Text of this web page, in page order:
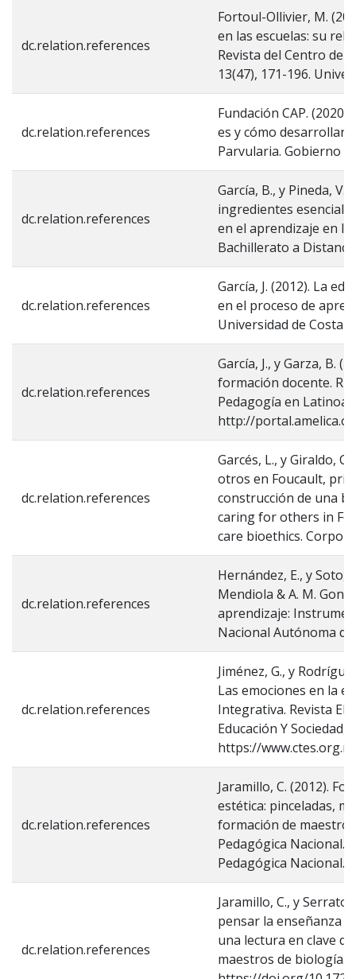
dc.relation.references
Fortoul-Ollivier, M.
en las escuelas: su
Revista del Centro de
13(47), 171-196.
dc.relation.references
Fundación CAP.
es y cómo
Parvularia. Gobierno
dc.relation.references
García, B., y Pineda, V.
ingredientes
en el aprendizaje en
Bachillerato a
dc.relation.references
García, J. (2012). La
en el proceso de
Universidad de Costa
dc.relation.references
García, J., y Garza, B.
formación docente.
Pedagogía en
http://
dc.relation.references
Garcés, L., y Giraldo,
otros en Foucault,
construcción de una
caring for others in
care bioethics.
dc.relation.references
Hernández, E., y Soto,
Mendiola & A. M.
aprendizaje:
Nacional Autónoma
dc.relation.references
Jiménez, G., y
Las emociones en la
Integrativa. Revista
Educación Y
https://
dc.relation.references
Jaramillo, C. (2012).
estética: pinceladas,
formación de
Pedagógica Nacional.
Pedagógica Nacional.
dc.relation.references
Jaramillo, C., y
pensar la enseñanza
una lectura en clave
maestros de biología.